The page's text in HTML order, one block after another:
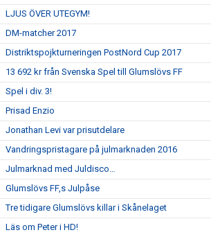
LJUS ÖVER UTEGYM!
DM-matcher 2017
Distriktspojkturneringen PostNord Cup 2017
13 692 kr från Svenska Spel till Glumslövs FF
Spel i div. 3!
Prisad Enzio
Jonathan Levi var prisutdelare
Vandringspristagare på julmarknaden 2016
Julmarknad med Juldisco…
Glumslövs FF,s Julpåse
Tre tidigare Glumslövs killar i Skånelaget
Läs om Peter i HD!